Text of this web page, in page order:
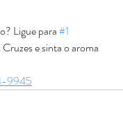
Ligue para #1
e sinta o aroma
9945